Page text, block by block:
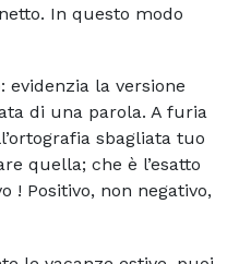
In questo modo
la versione
di una parola. A furia
sbagliata tuo
quella; che è l’esatto
! Positivo, non negativo,